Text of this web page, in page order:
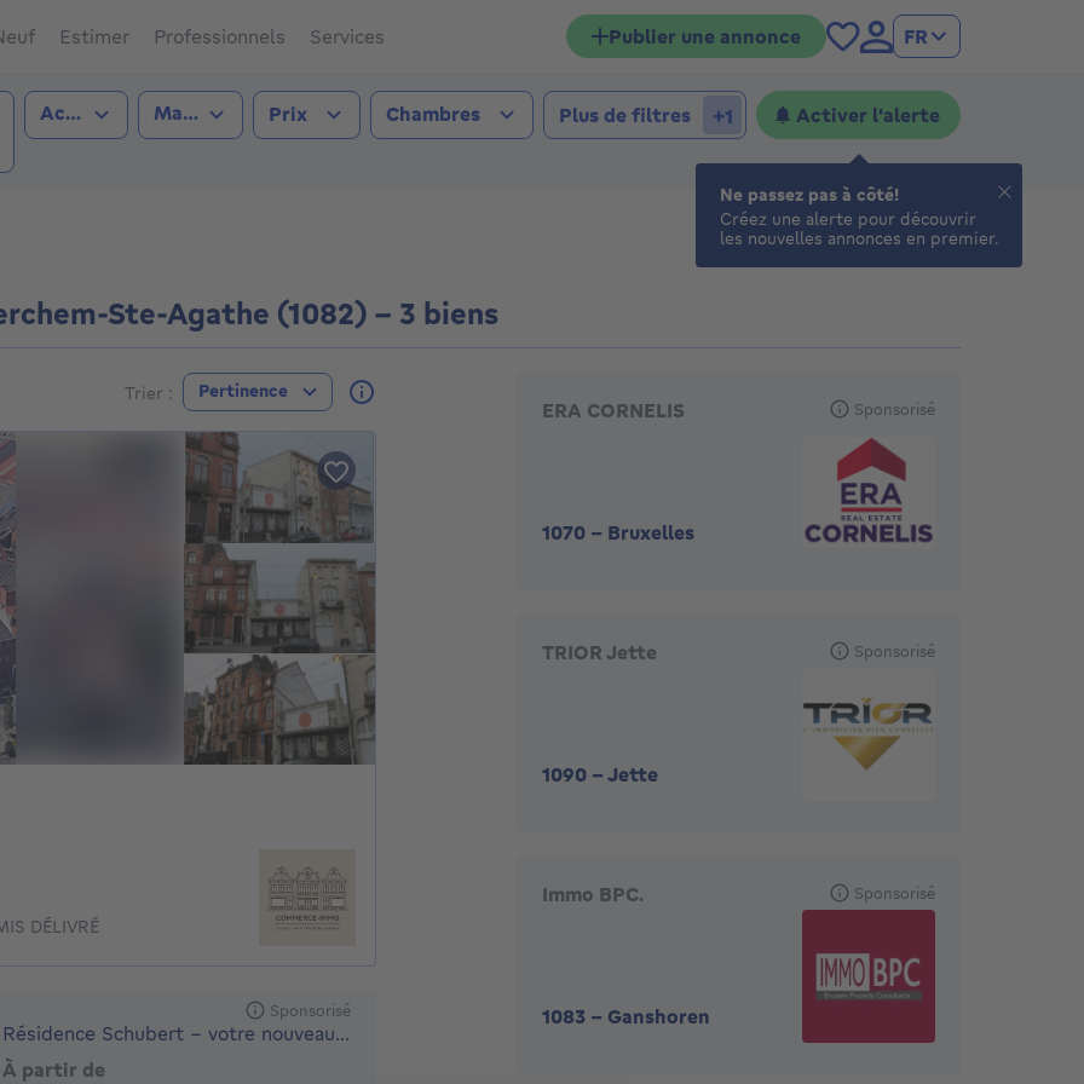
Estimer Professionnels Services Publier une annonce FR
Ste-Agathe (1082))
Type de transaction
Acheter Type de bien
Maison Prix Chambres Plus de filtres +1 Activer l'alerte
Ste-Agathe (1082) - 3 biens
Trier : Pertinence
DÉLIVRÉ
Sponsorisé
Résidence Schubert – votre nouveau chez-vous à Ganshoren
À partir de
ERA CORNELIS
1070 - Bruxelles
Sponsorisé
TRIOR Jette
1090 -Jette
Sponsorisé
Immo BPC.
1083 - Ganshoren
Sponsorisé
Ne passez pas à côté!
Créez une alerte pour découvrir
les nouvelles annonces en premier.